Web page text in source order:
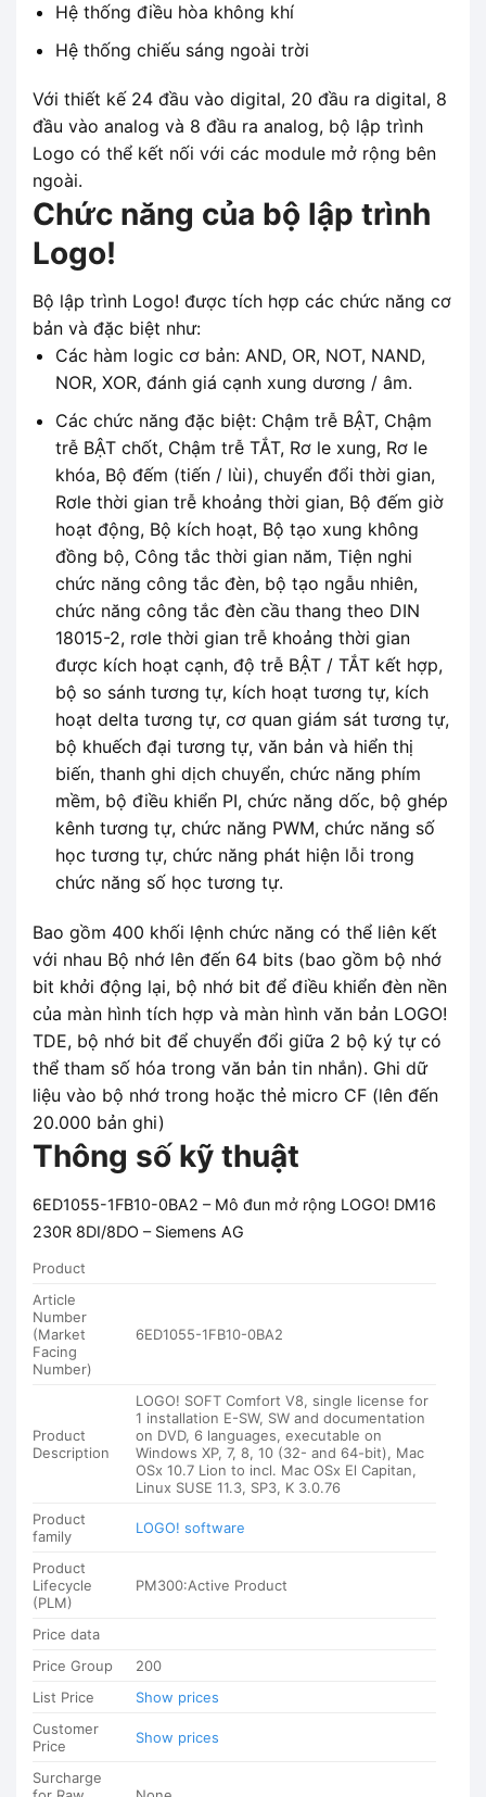
Hệ thống điều hòa không khí
Hệ thống chiếu sáng ngoài trời
Với thiết kế 24 đầu vào digital, 20 đầu ra digital, 8
đầu vào analog và 8 đầu ra analog, bộ lập trình
Logo có thể kết nối với các module mở rộng bên
ngoài.
Chức năng của bộ lập trình
Logo!
Bộ lập trình Logo! được tích hợp các chức năng cơ
bản và đặc biệt như:
Các hàm logic cơ bản: AND, OR, NOT, NAND,
NOR, XOR, đánh giá cạnh xung dương / âm.
Các chức năng đặc biệt: Chậm trễ BẬT, Chậm
trễ BẬT chốt, Chậm trễ TẮT, Rơ le xung, Rơ le
khóa, Bộ đếm (tiến / lùi), chuyển đổi thời gian,
Rơle thời gian trễ khoảng thời gian, Bộ đếm giờ
hoạt động, Bộ kích hoạt, Bộ tạo xung không
đồng bộ, Công tắc thời gian năm, Tiện nghi
chức năng công tắc đèn, bộ tạo ngẫu nhiên,
chức năng công tắc đèn cầu thang theo DIN
18015-2, rơle thời gian trễ khoảng thời gian
được kích hoạt cạnh, độ trễ BẬT / TẮT kết hợp,
bộ so sánh tương tự, kích hoạt tương tự, kích
hoạt delta tương tự, cơ quan giám sát tương tự,
bộ khuếch đại tương tự, văn bản và hiển thị
biến, thanh ghi dịch chuyển, chức năng phím
mềm, bộ điều khiển PI, chức năng dốc, bộ ghép
kênh tương tự, chức năng PWM, chức năng số
học tương tự, chức năng phát hiện lỗi trong
chức năng số học tương tự.
Bao gồm 400 khối lệnh chức năng có thể liên kết
với nhau Bộ nhớ lên đến 64 bits (bao gồm bộ nhớ
bit khởi động lại, bộ nhớ bit để điều khiển đèn nền
của màn hình tích hợp và màn hình văn bản LOGO!
TDE, bộ nhớ bit để chuyển đổi giữa 2 bộ ký tự có
thể tham số hóa trong văn bản tin nhắn). Ghi dữ
liệu vào bộ nhớ trong hoặc thẻ micro CF (lên đến
20.000 bản ghi)
Thông số kỹ thuật
6ED1055-1FB10-0BA2 – Mô đun mở rộng LOGO! DM16
230R 8DI/8DO – Siemens AG
Product
Article
Number
(Market
Facing
Number)
6ED1055-1FB10-0BA2
Product
Description
LOGO! SOFT Comfort V8, single license for
1 installation E-SW, SW and documentation
on DVD, 6 languages, executable on
Windows XP, 7, 8, 10 (32- and 64-bit), Mac
OSx 10.7 Lion to incl. Mac OSx El Capitan,
Linux SUSE 11.3, SP3, K 3.0.76
Product
family
LOGO! software
Product
Lifecycle
(PLM)
PM300:Active Product
Price data
Price Group
200
List Price
Show prices
Customer
Price
Show prices
Surcharge